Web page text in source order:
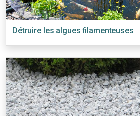
Détruire les algues filamenteuses